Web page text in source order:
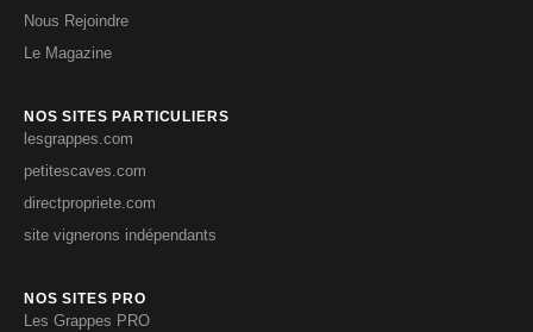
Nous Rejoindre
Le Magazine
NOS SITES PARTICULIERS
lesgrappes.com
petitescaves.com
directpropriete.com
site vignerons indépendants
NOS SITES PRO
Les Grappes PRO